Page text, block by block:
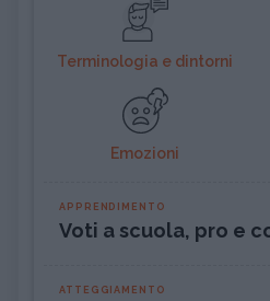
Terminologia e dintorni
Emozioni
APPRENDIMENTO
Voti a scuola, pro e
ATTEGGIAMENTO